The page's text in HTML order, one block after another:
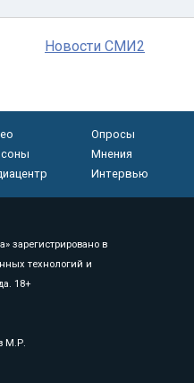
Новости СМИ2
Опросы
Мнения
Интервью
зарегистрировано в
технологий и
18+
М.Р.